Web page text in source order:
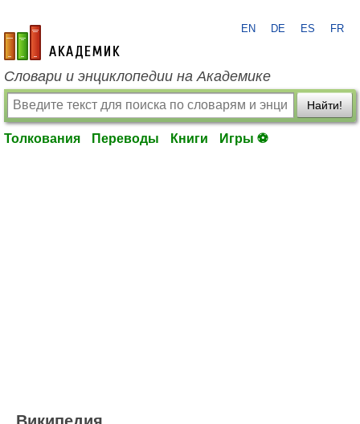
academic.ru
EN DE ES FR
Словари и энциклопедии на Академике
Найти!
Толкования Переводы Книги Игры ⚽